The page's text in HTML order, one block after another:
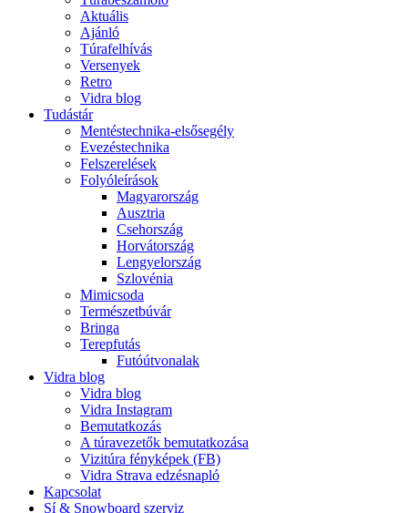
Aktuális
Ajánló
Túrafelhívás
Versenyek
Retro
Vidra blog
Tudástár
Mentéstechnika-elsősegély
Evezéstechnika
Felszerelések
Folyóleírások
Magyarország
Ausztria
Csehország
Horvátország
Lengyelország
Szlovénia
Mimicsoda
Természetbúvár
Bringa
Terepfutás
Futóútvonalak
Vidra blog
Vidra blog
Vidra Instagram
Bemutatkozás
A túravezetők bemutatkozása
Vizitúra fényképek (FB)
Vidra Strava edzésnapló
Kapcsolat
Sí & Snowboard szerviz